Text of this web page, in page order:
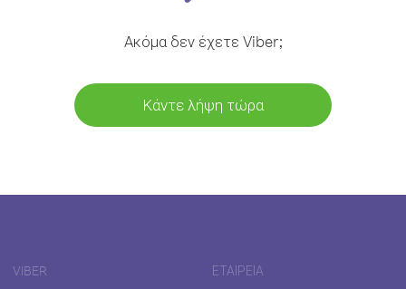
Ακόμα δεν έχετε Viber;
Κάντε λήψη τώρα
VIBER ΕΤΑΙΡΕΊΑ